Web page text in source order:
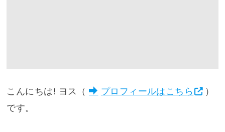
こんにちは! ヨス（ プロフィールはこちら
）
です。